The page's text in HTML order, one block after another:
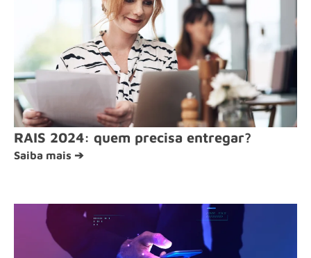
RAIS 2024: quem precisa entregar?
Saiba mais ➔